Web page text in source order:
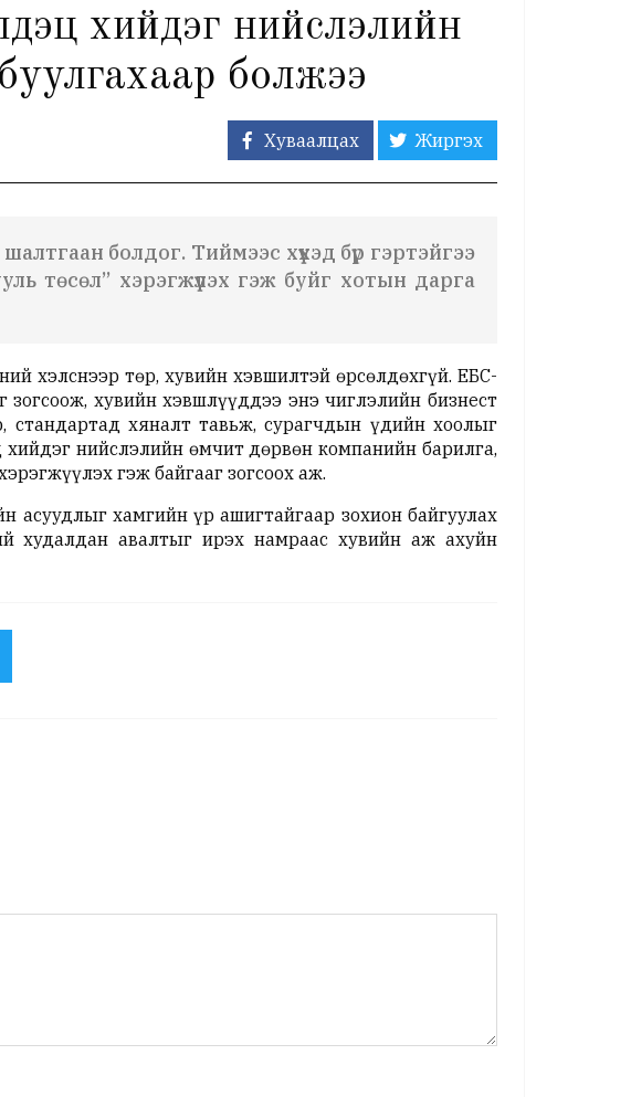
хийдэг нийслэлийн
болжээ
Хуваалцах Жиргэх
болдог. Тиймээс хүүхэд бүр гэртэйгээ
төсөл” хэрэгжүүлэх гэж буйг хотын дарга
хэлснээр төр, хувийн хэвшилтэй өрсөлдөхгүй. ЕБС-
хувийн хэвшлүүддээ энэ чиглэлийн бизнест
стандартад хяналт тавьж, сурагчдын үдийн хоолыг
нийслэлийн өмчит дөрвөн компанийн барилга,
гэж байгааг зогсоох аж.
асуудлыг хамгийн үр ашигтайгаар зохион байгуулах
худалдан авалтыг ирэх намраас хувийн аж ахуйн